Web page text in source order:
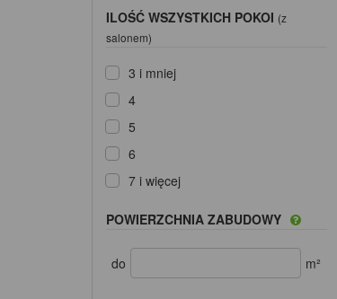
ILOŚĆ WSZYSTKICH POKOI (z
salonem)
3 i mniej
4
5
6
7 i więcej
POWIERZCHNIA ZABUDOWY
do m²